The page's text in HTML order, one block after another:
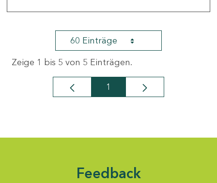
60 Einträge
Zeige 1 bis 5 von 5 Einträgen.
Seite
1
Feedback